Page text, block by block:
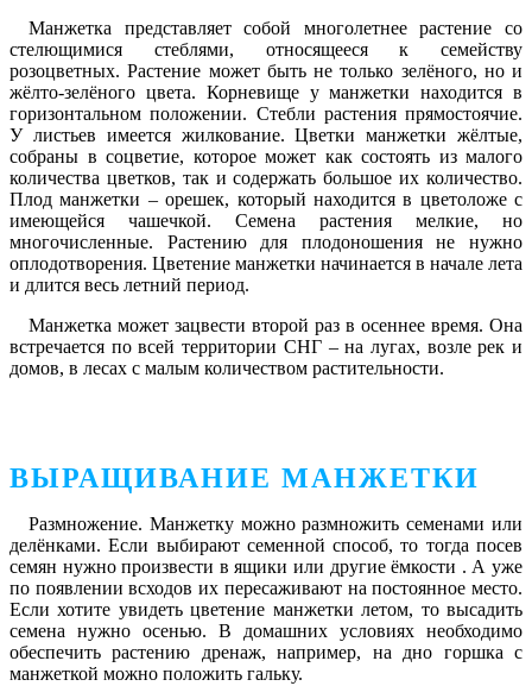
Манжетка представляет собой многолетнее растение со
стелющимися стеблями, относящееся к семейству
розоцветных. Растение может быть не только зелёного, но и
жёлто-зелёного цвета. Корневище у манжетки находится в
горизонтальном положении. Стебли растения прямостоячие.
У листьев имеется жилкование. Цветки манжетки жёлтые,
собраны в соцветие, которое может как состоять из малого
количества цветков, так и содержать большое их количество.
Плод манжетки – орешек, который находится в цветоложе с
имеющейся чашечкой. Семена растения мелкие, но
многочисленные. Растению для плодоношения не нужно
оплодотворения. Цветение манжетки начинается в начале лета
и длится весь летний период.
Манжетка может зацвести второй раз в осеннее время. Она
встречается по всей территории СНГ – на лугах, возле рек и
домов, в лесах с малым количеством растительности.
ВЫРАЩИВАНИЕ МАНЖЕТКИ
Размножение. Манжетку можно размножить семенами или
делёнками. Если выбирают семенной способ, то тогда посев
семян нужно произвести в ящики или другие ёмкости . А уже
по появлении всходов их пересаживают на постоянное место.
Если хотите увидеть цветение манжетки летом, то высадить
семена нужно осенью. В домашних условиях необходимо
обеспечить растению дренаж, например, на дно горшка с
манжеткой можно положить гальку.